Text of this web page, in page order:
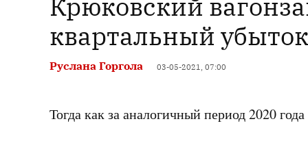
квартальный
Руслана Горгола 03-05-2021, 07:00
Тогда как за аналогичный период 2020